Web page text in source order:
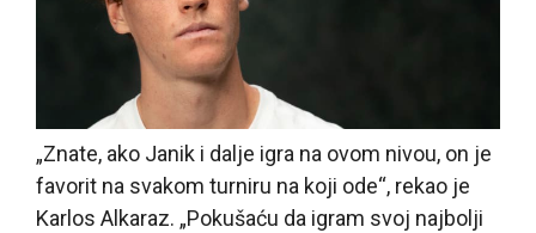
„Znate, ako Janik i dalje igra na ovom nivou, on je
favorit na svakom turniru na koji ode“, rekao je
Karlos Alkaraz. „Pokušaću da igram svoj najbolji